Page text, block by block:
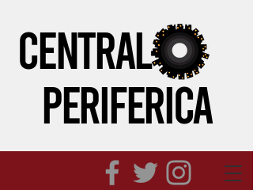
CENTRAL
PERIFeRICA